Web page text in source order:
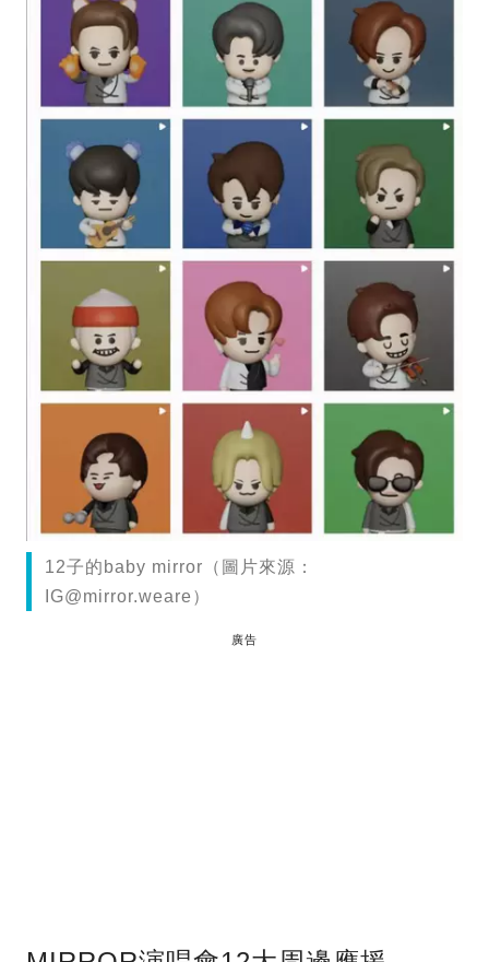
12子的baby mirror（圖片來源：
IG@mirror.weare ）
廣告